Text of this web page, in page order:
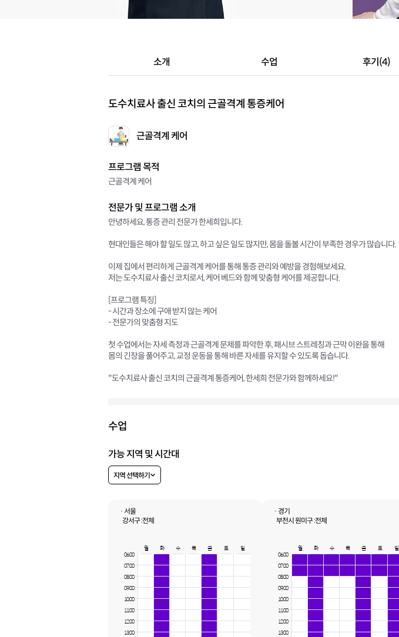
소개 수업 후기(4)
도수치료사 출신 코치의 근골격계 통증케어
근골격계 케어
프로그램 목적
근골격계 케어
전문가 및 프로그램 소개
안녕하세요, 통증 관리 전문가 한세희입니다.
현대인들은 해야 할 일도 많고, 하고 싶은 일도 많지만, 몸을 돌볼 시간이 부족한 경우가 많습니다.
이제 집에서 편리하게 근골격계 케어를 통해 통증 관리와 예방을 경험해보세요.
저는 도수치료사 출신 코치로서, 케어 베드와 함께 맞춤형 케어를 제공합니다.
[프로그램 특징]
- 시간과 장소에 구애 받지 않는 케어
- 전문가의 맞춤형 지도
첫 수업에서는 자세 측정과 근골격계 문제를 파악한 후, 패시브 스트레칭과 근막 이완을 통해
몸의 긴장을 풀어주고, 교정 운동을 통해 바른 자세를 유지할 수 있도록 돕습니다.
"도수치료사 출신 코치의 근골격계 통증케어, 한세희 전문가와 함께하세요!"
수업
가능 지역 및 시간대
지역 선택하기
· 서울
강서구 :전체
월 화 수 목 금 토
일
06:00
07:00
08:00
09:00
10:00
11:00
12:00
13:00
· 경기
부천시 원미구 :전체
월 화 수 목 금 토
일
06:00
07:00
08:00
09:00
10:00
11:00
12:00
13:00